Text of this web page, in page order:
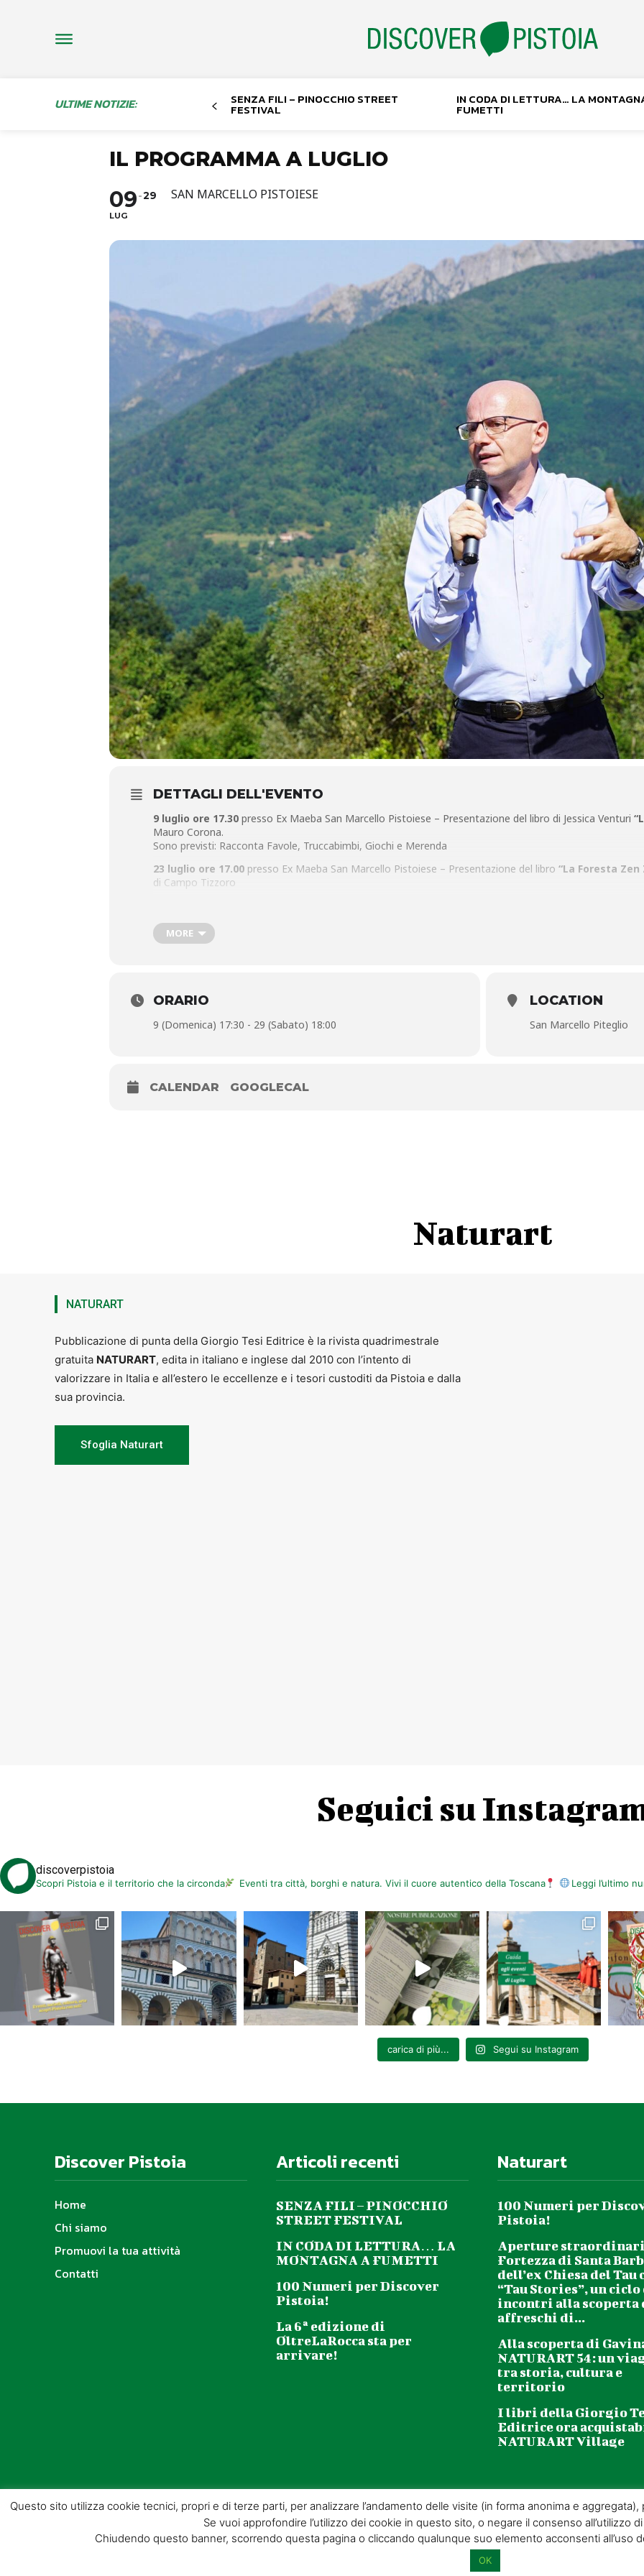
ULTIME NOTIZIE: SENZA FILI – PINOCCHIO STREET
FESTIVAL
IN CODA DI LETTURA… LA
FUMETTI
IL PROGRAMMA A LUGLIO
09
LUG
29 SAN MARCELLO PISTOIESE
DETTAGLI DELL'EVENTO
9 luglio ore 17.30 presso Ex Maeba San Marcello Pistoiese – Presentazione del libro di Jessica Venturi
Mauro Corona.
Sono previsti: Racconta Favole, Truccabimbi, Giochi e Merenda
23 luglio ore 17.00 presso Ex Maeba San Marcello Pistoiese – Presentazione del libro “La Foresta Zen
di Campo Tizzoro
Info e prenotazioni
MORE
ORARIO
9 (Domenica) 17:30 - 29 (Sabato) 18:00
LOCATION
San Marcello Piteglio
CALENDAR GOOGLECAL
Naturart
NATURART
Pubblicazione di punta della Giorgio Tesi Editrice è la rivista quadrimestrale
gratuita NATURART, edita in italiano e inglese dal 2010 con l’intento di
valorizzare in Italia e all’estero le eccellenze e i tesori custoditi da Pistoia e dalla
sua provincia.
Sfoglia Naturart
Seguici su
discoverpistoia
Scopri Pistoia e il territorio che la circonda Eventi tra città, borghi e natura. Vivi il cuore autentico della Toscana Leggi l’ultimo
carica di più... Segui su Instagram
Discover Pistoia
Home
Chi siamo
Promuovi la tua attività
Contatti
Articoli recenti
SENZA FILI – PINOCCHIO
STREET FESTIVAL
IN CODA DI LETTURA… LA
MONTAGNA A FUMETTI
100 Numeri per Discover
Pistoia!
La 6ª edizione di
OltreLaRocca sta per
arrivare!
Naturart
100 Numeri per
Pistoia!
Aperture
Fortezza di Santa
dell’ex Chiesa del Tau
“Tau Stories”, un ciclo
incontri alla scoperta
affreschi di...
Alla scoperta di
NATURART 54: un
tra storia, cultura e
territorio
I libri della Giorgio
Editrice ora
NATURART Village
© GIORGIO TESI EDITRICE S.R.L. | P.IVA 01732650476 | VIA DI BADIA 14 – 51100 LOC. BOTTEGONE
|Condizioni di vendita
Questo sito utilizza cookie tecnici, propri e di terze parti, per analizzare l’andamento delle visite (in forma anonima e
Se vuoi approfondire l’utilizzo dei cookie in questo sito, o negare il consenso all’utilizzo
Chiudendo questo banner, scorrendo questa pagina o cliccando qualunque suo elemento acconsenti all’uso
OK